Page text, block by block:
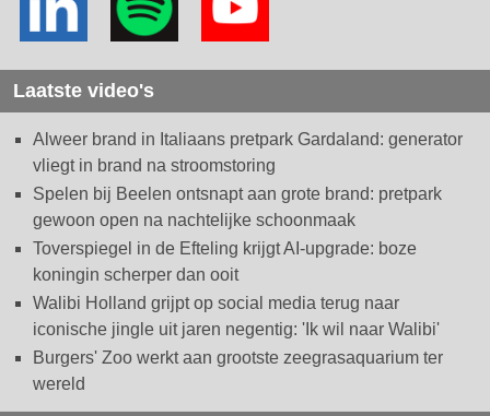
Laatste video's
Alweer brand in Italiaans pretpark Gardaland: generator
vliegt in brand na stroomstoring
Spelen bij Beelen ontsnapt aan grote brand: pretpark
gewoon open na nachtelijke schoonmaak
Toverspiegel in de Efteling krijgt AI-upgrade: boze
koningin scherper dan ooit
Walibi Holland grijpt op social media terug naar
iconische jingle uit jaren negentig: 'Ik wil naar Walibi'
Burgers' Zoo werkt aan grootste zeegrasaquarium ter
wereld